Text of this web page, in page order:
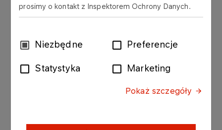
prosimy o kontakt z Inspektorem Ochrony Danych.
WybórNiezbędne Preferencje
Statystyka Marketing
Pokaż szczegóły
Chcesz wiedzieć więcej? Skorzystaj z formularza
FORMULARZ REKRUTACYJNY –